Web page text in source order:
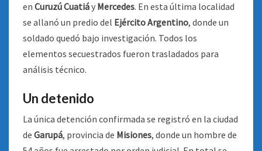
en Curuzú Cuatiáy Mercedes. En esta última localidad
se allanó un predio del Ejército Argentino, donde un
soldado quedó bajo investigación. Todos los
elementos secuestrados fueron trasladados para
análisis técnico.
Un detenido
La única detención confirmada se registró en la ciudad
de Garupá, provincia de Misiones, donde un hombre de